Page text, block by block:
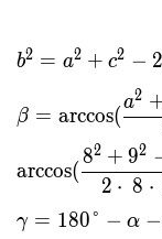
b2 = a2 + c2 − 2
β = arccos(
a2
arccos(
2 ⋅ 8 ⋅
82 + 92
γ = 180° − α −